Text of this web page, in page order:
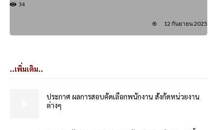
34
12 กันยายน 2025
..เพิ่มเติม..
ประกาศ ผลการสอบคัดเลือกพนักงาน สังกัดหน่วยงาน
ต่างๆ